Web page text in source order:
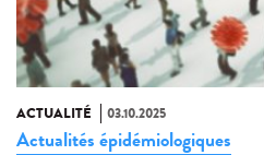
ACTUALITÉ 03.10.2025
Actualités épidémiologiques